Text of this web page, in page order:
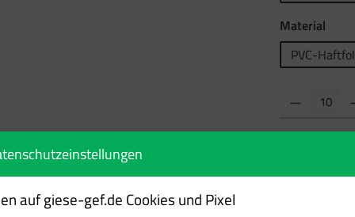
Material
PVC-
Produkt Anzahl:
auf giese-gef.de Cookies und Pixel